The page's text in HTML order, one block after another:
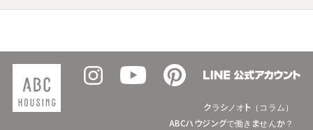
クラシノオト（コラム）
ABCハウジングで働きませんか？